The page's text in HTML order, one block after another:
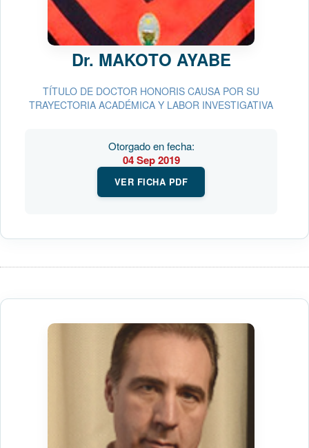
Dr. MAKOTO AYABE
TÍTULO DE DOCTOR HONORIS CAUSA POR SU
TRAYECTORIA ACADÉMICA Y LABOR INVESTIGATIVA
Otorgado en fecha:
04 Sep 2019
VER FICHA PDF